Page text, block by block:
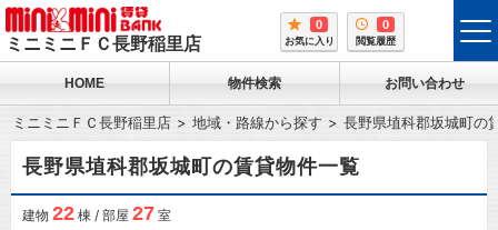
ミニミニＦＣ長野稲里店
0
お気に入り
0
閲覧履歴
HOME 物件検索 お問い合わせ
ミニミニＦＣ長野稲里店 地域・路線から探す 長野県埴科郡坂城町の
長野県埴科郡坂城町の賃貸物件一覧
建物 22棟 / 部屋 27 室